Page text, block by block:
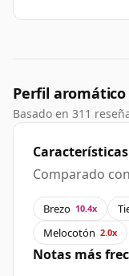
Perfil
Basado en 311
Comparado
Brezo 10.4x
Melocotón 2.0x
Notas más